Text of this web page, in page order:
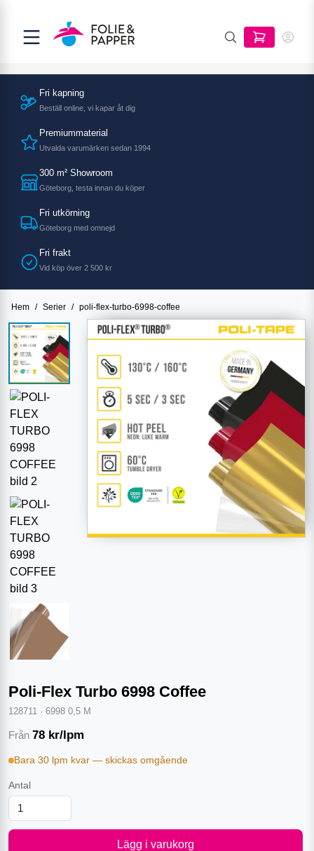
Fri kapning
Beställ online, vi kapar åt dig
Premiummaterial
Utvalda varumärken sedan 1994
300 m² Showroom
Göteborg, testa innan du köper
Fri utkörning
Göteborg med omnejd
Fri frakt
Vid köp över 2 500 kr
Hem / Serier / poli-flex-turbo-6998-coffee
Poli-Flex Turbo 6998 Coffee
128711 · 6998 0,5 M
Från 78 kr/lpm
Bara 30 lpm kvar — skickas omgående
Antal
Lägg i varukorg